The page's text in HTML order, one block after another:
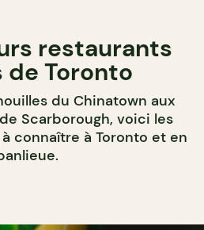
restaurants
de Toronto
du Chinatown aux
Scarborough, voici les
connaître à Toronto et en